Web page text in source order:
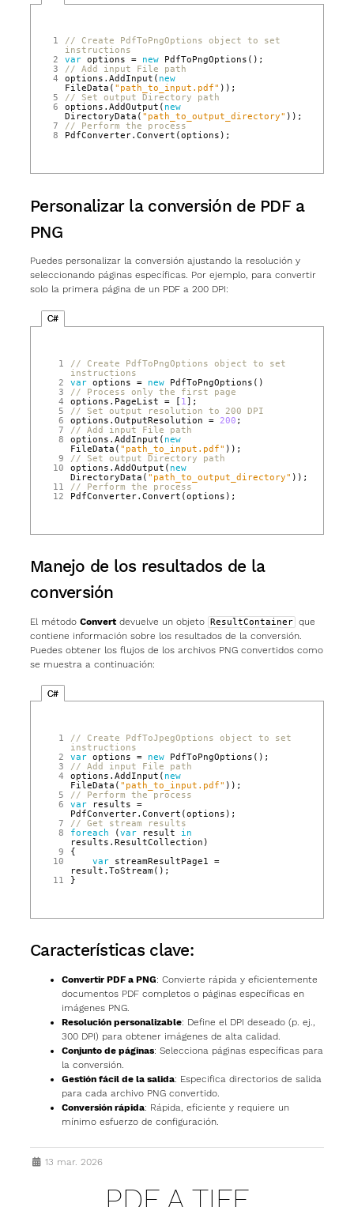
1
// Create PdfToPngOptions object to set
instructions
2
var options = new PdfToPngOptions ();
3
// Add input File path
4
options .AddInput ( new
FileData ( "path_to_input.pdf" ));
5
// Set output Directory path
6
options .AddOutput ( new
DirectoryData ( "path_to_output_directory" ));
7
// Perform the process
8
PdfConverter.Convert (options );
Personalizar la conversión de PDF a
PNG
Puedes personalizar la conversión ajustando la resolución y
seleccionando páginas específicas. Por ejemplo, para convertir
solo la primera página de un PDF a 200 DPI:
C#
1
// Create PdfToPngOptions object to set
instructions
2
var options = new PdfToPngOptions ()
3
// Process only the first page
4
options . PageList = [ 1];
5
// Set output resolution to 200 DPI
6
options .OutputResolution = 200 ;
7
// Add input File path
8
options .AddInput ( new
FileData ( "path_to_input.pdf" ));
9
// Set output Directory path
10
options .AddOutput ( new
DirectoryData ( "path_to_output_directory" ));
11
// Perform the process
12
PdfConverter.Convert (options );
Manejo de los resultados de la
conversión
El método Convertdevuelve un objeto ResultContainer que
contiene información sobre los resultados de la conversión.
Puedes obtener los flujos de los archivos PNG convertidos como
se muestra a continuación:
C#
1
// Create PdfToJpegOptions object to set
instructions
2
var options = new PdfToPngOptions ();
3
// Add input File path
4
options .AddInput ( new
FileData ( "path_to_input.pdf" ));
5
// Perform the process
6
var results
=
PdfConverter.Convert (options );
7
// Get stream results
8
foreach (var result
in
results . ResultCollection )
9
{
10
var streamResultPage1
=
result .ToStream ();
11
}
Características clave:
Convertir PDF a PNG: Convierte rápida y eficientemente
documentos PDF completos o páginas específicas en
imágenes PNG.
Resolución personalizable: Define el DPI deseado (p. ej.,
300 DPI) para obtener imágenes de alta calidad.
Conjunto de páginas: Selecciona páginas específicas para
la conversión.
Gestión fácil de la salida: Especifica directorios de salida
para cada archivo PNG convertido.
Conversión rápida: Rápida, eficiente y requiere un
mínimo esfuerzo de configuración.
13 mar. 2026
PDF A TIFF